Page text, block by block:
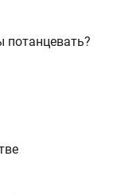
потанцевать?